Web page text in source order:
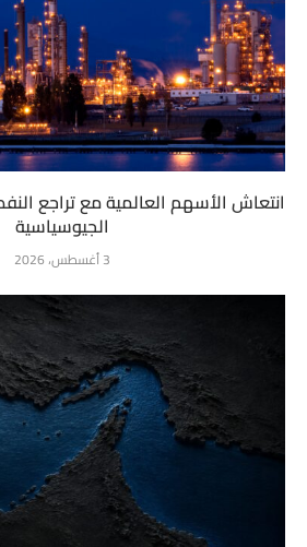
انتعاش الأسهم العالمية مع تراجع
الجيوسياسية
3 أغسطس، 2026